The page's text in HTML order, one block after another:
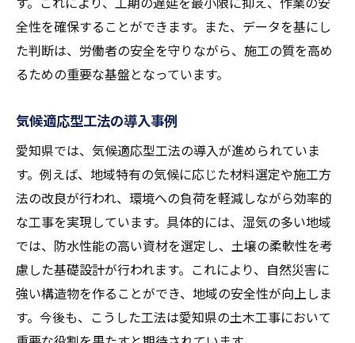
全性を確保することができます。また、データを基にし
た判断は、労働者の安全を守りながら、施工の質を高め
るための重要な基盤となっています。
気候適応型工法の導入事例
愛知県では、気候適応型工法の導入が進められていま
す。例えば、地域特有の気候に応じた材料選定や施工方
法の改良が行われ、環境への負荷を軽減しながら効率的
な工事を実現しています。具体的には、湿気の多い地域
では、防水性能の高い資材を選定し、土壌の柔軟性を考
慮した基礎設計が行われます。これにより、自然災害に
強い構造物を作ることができ、地域の安全性が向上しま
す。今後も、こうした工法は愛知県の土木工事において